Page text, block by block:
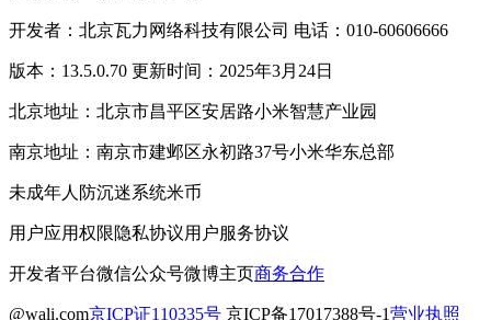
开发者：北京瓦力网络科技有限公司 电话：010-60606666
版本：13.5.0.70 更新时间：2025年3月24日
北京地址：北京市昌平区安居路小米智慧产业园
南京地址：南京市建邺区永初路37号小米华东总部
未成年人防沉迷系统米币
用户应用权限隐私协议用户服务协议
开发者平台微信公众号微博主页商务合作
@wali.com京ICP证110335号 京ICP备17017388号-1营业执照